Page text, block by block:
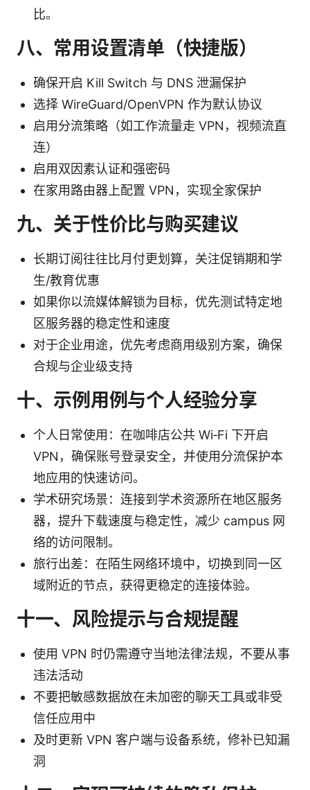
比。
八、常用设置清单（快捷版）
确保开启 Kill Switch 与 DNS 泄漏保护
选择 WireGuard/OpenVPN 作为默认协议
启用分流策略（如工作流量走 VPN，视频流直
连）
启用双因素认证和强密码
在家用路由器上配置 VPN，实现全家保护
九、关于性价比与购买建议
长期订阅往往比月付更划算，关注促销期和学
生/教育优惠
如果你以流媒体解锁为目标，优先测试特定地
区服务器的稳定性和速度
对于企业用途，优先考虑商用级别方案，确保
合规与企业级支持
十、示例用例与个人经验分享
个人日常使用：在咖啡店公共 Wi‑Fi 下开启
VPN，确保账号登录安全，并使用分流保护本
地应用的快速访问。
学术研究场景：连接到学术资源所在地区服务
器，提升下载速度与稳定性，减少 campus 网
络的访问限制。
旅行出差：在陌生网络环境中，切换到同一区
域附近的节点，获得更稳定的连接体验。
十一、风险提示与合规提醒
使用 VPN 时仍需遵守当地法律法规，不要从事
违法活动
不要把敏感数据放在未加密的聊天工具或非受
信任应用中
及时更新 VPN 客户端与设备系统，修补已知漏
洞